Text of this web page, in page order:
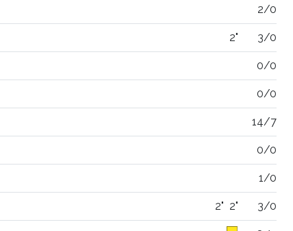
2/0
2" 3/0
0/0
0/0
14/7
0/0
1/0
2" 2" 3/0